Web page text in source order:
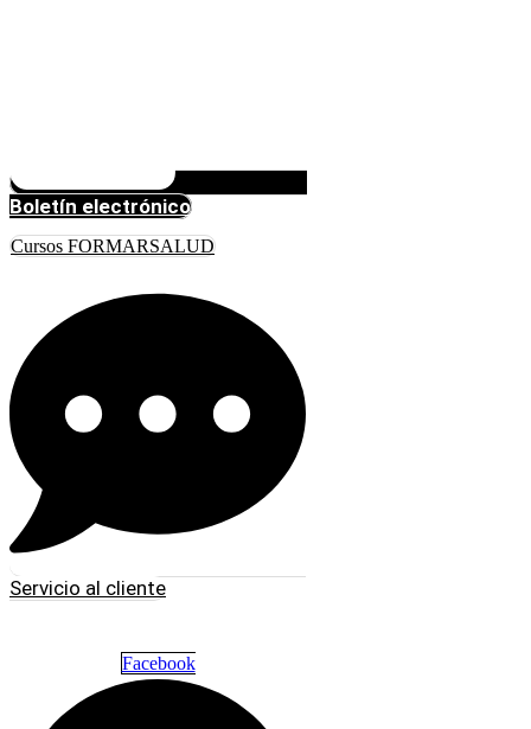
Boletín electrónico
Cursos FORMARSALUD
Servicio al cliente
Facebook